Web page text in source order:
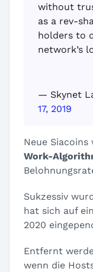
without
as a rev-
holders to
network’s
— Skynet
17, 2019
Neue
Work-
Sukzessiv
hat sich auf
2020
Entfernt
wenn die